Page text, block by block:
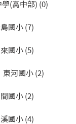
學(高中部) (0)
國小 (7)
國小 (5)
東河國小 (2)
國小 (2)
國小 (4)